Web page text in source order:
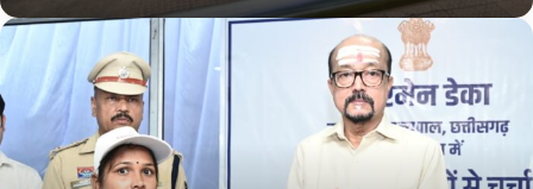
राज्यपाल
श्री
रमेन
डेका
ने
भोरमदेव